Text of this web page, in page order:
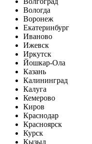
Вологда
Воронеж
Екатеринбург
Иваново
Ижевск
Иркутск
Йошкар-Ола
Казань
Калининград
Калуга
Кемерово
Киров
Краснодар
Красноярск
Курск
Кызыл